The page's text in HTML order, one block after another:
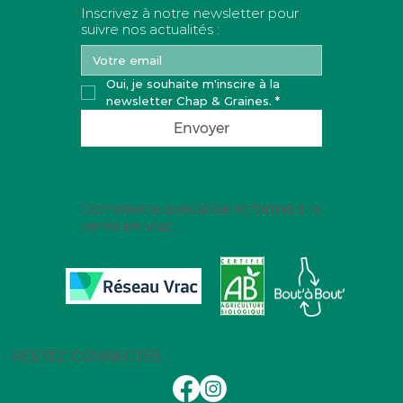
Inscrivez à notre newsletter pour
suivre nos actualités :
Oui, je souhaite m'inscire à la
newsletter Chap & Graines. *
Envoyer
RESTEZ CONNECTÉS
Commerce spécialisé et formé à la
vente en vrac.